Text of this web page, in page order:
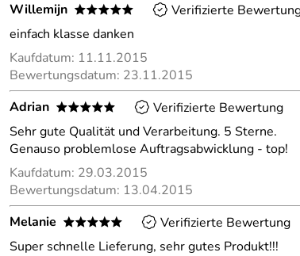
Willemijn
*****
Verifizierte
einfach klasse danken
Kaufdatum: 11.11.2015
Bewertungsdatum: 23.11.2015
Adrian
*****
Verifizierte Bewertung
Sehr gute Qualität und Verarbeitung. 5 Sterne.
Genauso problemlose Auftragsabwicklung - top!
Kaufdatum: 29.03.2015
Bewertungsdatum: 13.04.2015
Melanie
*****
Verifizierte Bewertung
Super schnelle Lieferung, sehr gutes Produkt!!!